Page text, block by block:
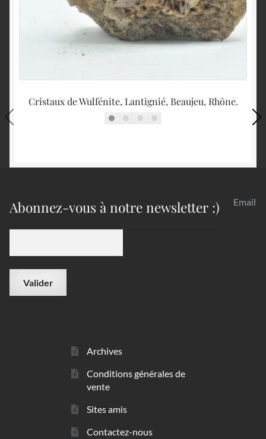
Cristaux de Wulfénite, Lantignié, Beaujeu, Rhône.
Abonnez-vous à notre newsletter :) Email
Archives
Conditions générales de
vente
Sites amis
Contactez-nous